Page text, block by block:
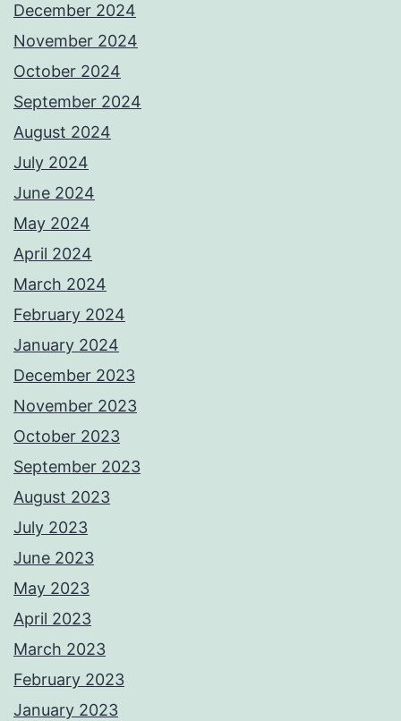
December 2024
November 2024
October 2024
September 2024
August 2024
July 2024
June 2024
May 2024
April 2024
March 2024
February 2024
January 2024
December 2023
November 2023
October 2023
September 2023
August 2023
July 2023
June 2023
May 2023
April 2023
March 2023
February 2023
January 2023